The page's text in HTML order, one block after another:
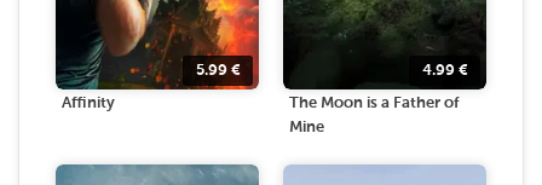
5.99 €
Affinity
4.99 €
The Moon is a Father of
Mine